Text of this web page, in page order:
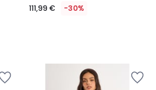
111,99 € -30%